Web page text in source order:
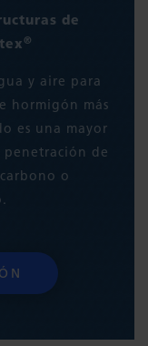
de
®
y aire para
hormigón más
es una mayor
de
o